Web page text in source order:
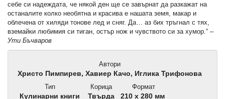
себе си надеждата, че някой ден ще се завърнат да разкажат на
останалите колко необятна и красива е нашата земя, макар и
облечена от хиляди тонове лед и сняг. Да… аз бих тръгнал с тях,
вземайки любимия си тиган, остър нож и чувството си за хумор.“ –
Ути Бъчваров
Автори
Христо Пимпирев, Хавиер Качо, Иглика Трифонова
Тип
Кулинарни книги
Корица
Твърда
Формат
210 x 280 мм